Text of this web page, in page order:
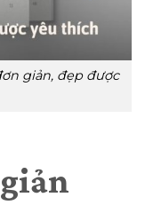
giản, đẹp được